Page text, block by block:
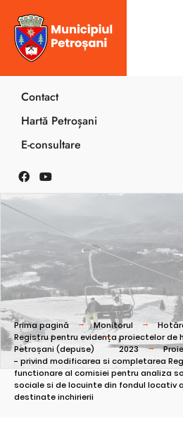
Contact
Hartă Petroșani
E-consultare
Prima pagină Monitorul
Registru pentru evidența proiectelor de
Petroșani (depuse)
2023
- privind modificarea si completarea
functionare al comisiei pentru analiza
sociale si de locuinte din fondul locativ
destinate inchirierii